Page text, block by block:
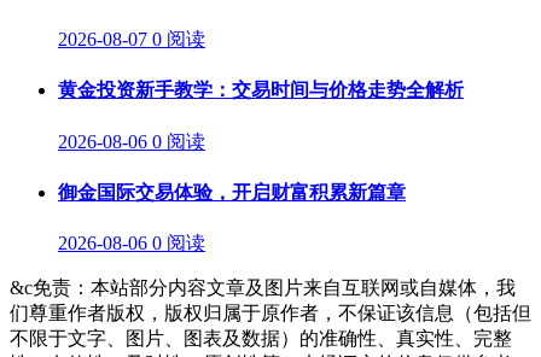
2026-08-07 0 阅读
黄金投资新手教学：交易时间与价格走势全解析
2026-08-06 0 阅读
御金国际交易体验，开启财富积累新篇章
2026-08-06 0 阅读
&c免责：本站部分内容文章及图片来自互联网或自媒体，我
们尊重作者版权，版权归属于原作者，不保证该信息（包括但
不限于文字、图片、图表及数据）的准确性、真实性、完整